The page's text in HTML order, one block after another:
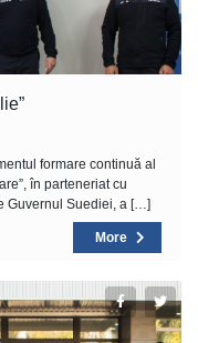
formare continuă al
în parteneriat cu
Guvernul Suediei, a […]
More